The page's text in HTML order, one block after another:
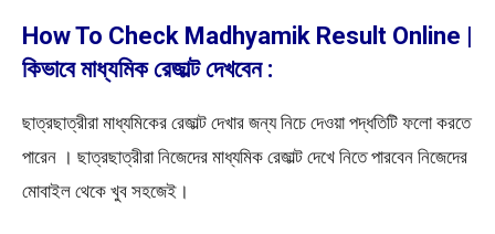
How To Check Madhyamik Result Online |
কিভাবে মাধ্যমিক রেজাল্ট দেখবেন :
ছাত্রছাত্রীরা মাধ্যমিকের রেজাল্ট দেখার জন্য নিচে দেওয়া পদ্ধতিটি ফলো করতে
পারেন । ছাত্রছাত্রীরা নিজেদের মাধ্যমিক রেজাল্ট দেখে নিতে পারবেন নিজেদের
মোবাইল থেকে খুব সহজেই।